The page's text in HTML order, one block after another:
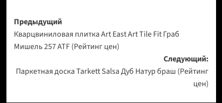
Навигация
записи
Предыдущий
Кварцвиниловая плитка Art East Art Tile Fit Граб
Мишель 257 ATF (Рейтинг цен)
Следующий:
Паркетная доска Tarkett Salsa Дуб Натур браш (Рейтинг
цен)